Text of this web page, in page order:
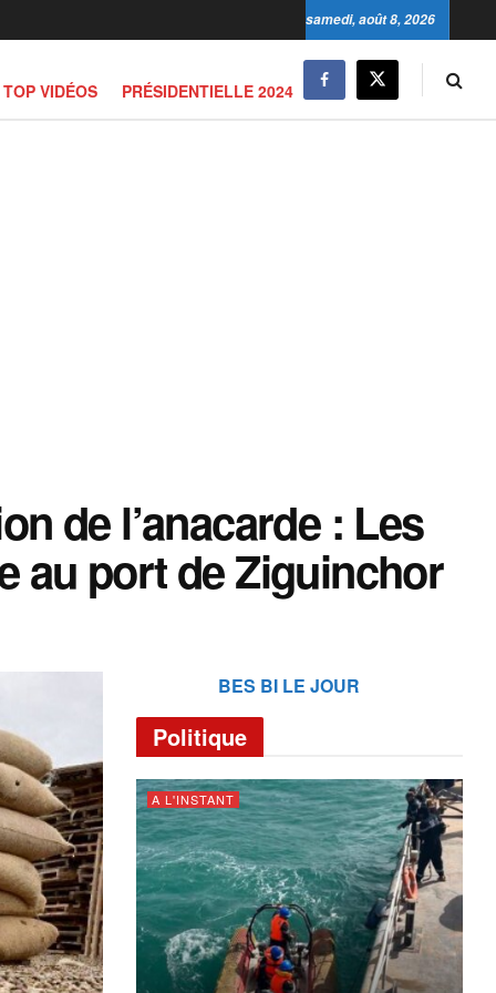
samedi, août 8, 2026
TOP VIDÉOS PRÉSIDENTIELLE 2024
de l’anacarde : Les
au port de Ziguinchor
BES BI LE JOUR
Politique
A L'INSTANT